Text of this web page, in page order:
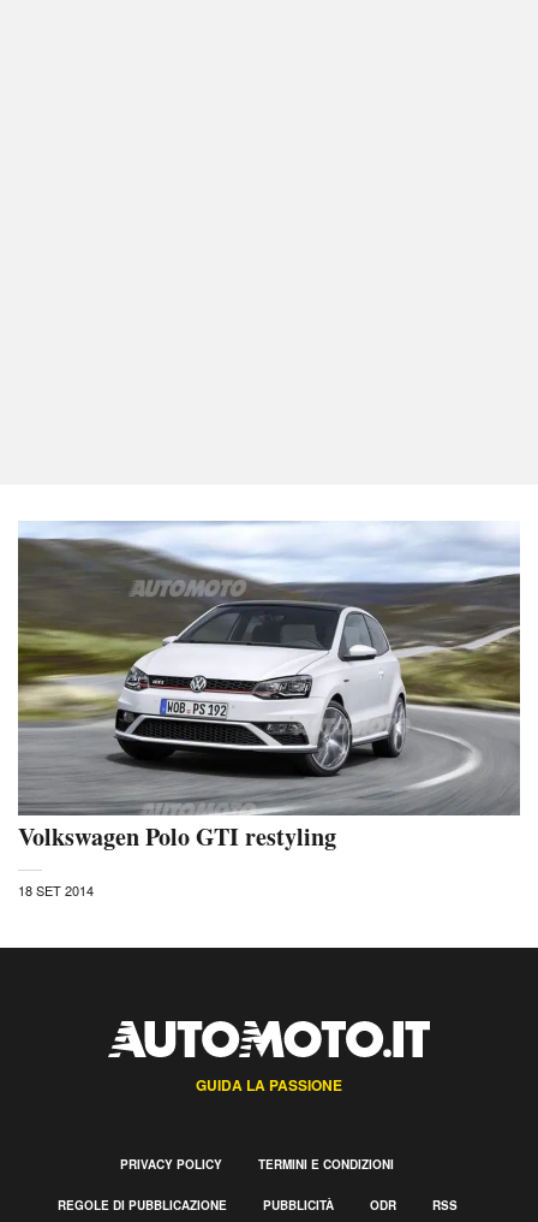
Volkswagen Polo GTI restyling
18 SET 2014
GUIDA LA PASSIONE
PRIVACY POLICY TERMINI E CONDIZIONI
REGOLE DI PUBBLICAZIONE PUBBLICITÀ ODR RSS